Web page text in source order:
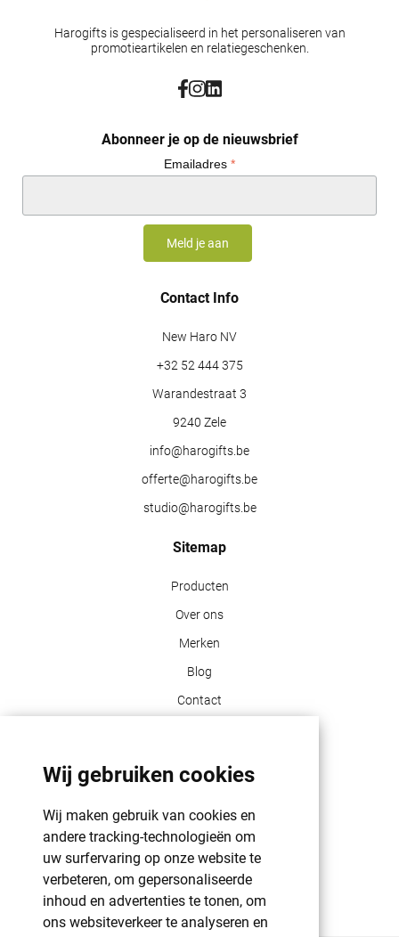
Wij gebruiken cookies
Wij maken gebruik van cookies en
andere tracking-technologieën om
uw surfervaring op onze website te
verbeteren, om gepersonaliseerde
inhoud en advertenties te tonen, om
ons websiteverkeer te analyseren en
Harogifts is gespecialiseerd in het personaliseren van
promotieartikelen en relatiegeschenken.
Abonneer je op de nieuwsbrief
Emailadres *
Contact Info
New Haro NV
+32 52 444 375
Warandestraat 3
9240 Zele
info@harogifts.be
offerte@harogifts.be
studio@harogifts.be
Sitemap
Producten
Over ons
Merken
Blog
Contact
GDPR | PRIVACY POLICY | HAROGIFTS
PMS kleuren
Cookie beleid
Voorwaarden en bepalingen
Winkelwagen